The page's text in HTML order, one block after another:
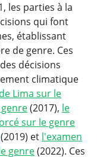
les parties à la
qui font
établissant
de genre. Ces
décisions
climatique
Lima sur le
(2017), le
sur le genre
(2019) et l'examen
genre(2022). Ces